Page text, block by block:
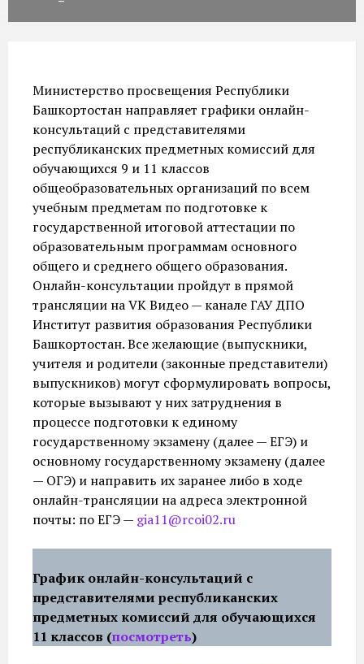
Министерство просвещения Республики
Башкортостан направляет графики онлайн-
консультаций с представителями
республиканских предметных комиссий для
обучающихся 9 и 11 классов
общеобразовательных организаций по всем
учебным предметам по подготовке к
государственной итоговой аттестации по
образовательным программам основного
общего и среднего общего образования.
Онлайн-консультации пройдут в прямой
трансляции на VK Видео — канале ГАУ ДПО
Институт развития образования Республики
Башкортостан. Все желающие (выпускники,
учителя и родители (законные представители)
выпускников) могут сформулировать вопросы,
которые вызывают у них затруднения в
процессе подготовки к единому
государственному экзамену (далее — ЕГЭ) и
основному государственному экзамену (далее
— ОГЭ) и направить их заранее либо в ходе
онлайн-трансляции на адреса электронной
почты: по ЕГЭ — gia11@rcoi02.ru
График онлайн-консультаций с
представителями республиканских
предметных комиссий для обучающихся
11 классов (посмотреть)